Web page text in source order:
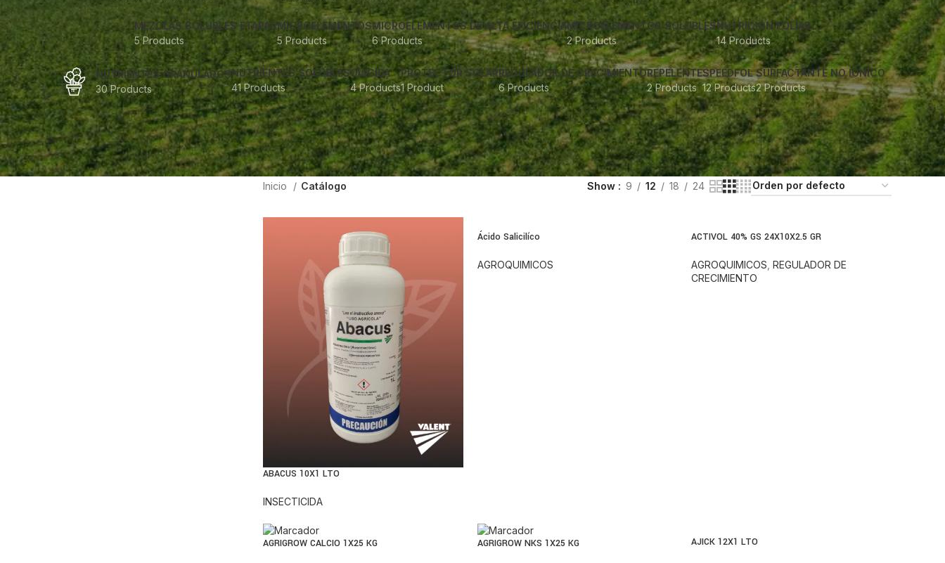
MEZCLAS SOLUBLES ETAPAS
5 Products
MICROELEMENTOS
5 Products
MICROELEMENTOS DE ALTA EFICIENCIA
6 Products
MICROELEMENTOS SOLUBLES
2 Products
NUTRICIÓN FOLIAR
14 Products
NUTRIENTES GRANULADOS
30 Products
NUTRIENTES SOLUBLES
41 Products
OVICIDA
4 Products
PROTECTOR SOLAR
1 Product
REGULADOR DE CRECIMIENTO
6 Products
REPELENTE
2 Products
SPEEDFOL
12 Products
SURFACTANTE NO IONICO
2 Products
Inicio Catálogo Show 9 12 18 24
ABACUS 10X1 LTO
INSECTICIDA
Ácido Salicilíco
AGROQUIMICOS
ACTIVOL 40% GS 24X10X2.5 GR
AGROQUIMICOS ,REGULADOR DE
CRECIMIENTO
AGRIGROW CALCIO 1X25 KG AGRIGROW NKS 1X25 KG AJICK 12X1 LTO